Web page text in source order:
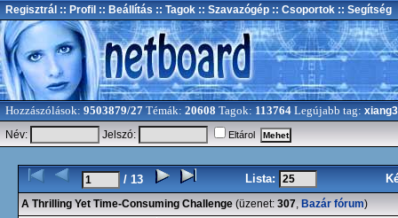
Regisztrál :: Profil :: Beállítás :: Tagok :: Szavazógép :: Csoportok :: Segítség
Hozzászólások: 9503879/27 Témák: 20608 Tagok: 113764 Legújabb tag:
Név:
Jelszó: Eltárol
/ 13 Lista:
A Thrilling Yet Time-Consuming Challenge (üzenet: 307, Bazár fórum)